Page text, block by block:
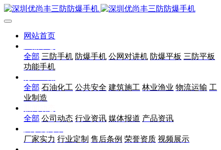
网站首页
全部 三防手机 防爆手机 公网对讲机 防爆平板 三防平板
功能手机
全部 石油化工 公共安全 建筑施工 林业渔业 物流运输 工
业制造
全部 公司动态 行业资讯 媒体报道 产品资讯
厂家实力 行业定制 售后条例 荣誉资质 视频展示